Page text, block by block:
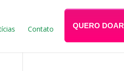
Contato QUERO DOAR